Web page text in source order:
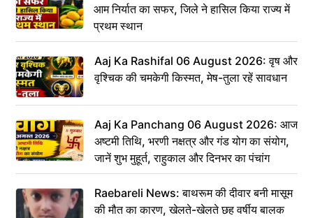
आम निर्यात का सफर, जिले ने हासिल किया राज्य में
प्रथम स्थान
Aaj Ka Rashifal 06 August 2026: वृष और
वृश्चिक की चमकेगी किस्मत, मेष-तुला रहें सावधान
Aaj Ka Panchang 06 August 2026: आज
अष्टमी तिथि, भरणी नक्षत्र और गंड योग का संयोग,
जानें शुभ मुहूर्त, राहुकाल और दिनभर का पंचांग
Raebareli News: बाथरूम की दीवार बनी मासूम
की मौत का कारण, खेलते-खेलते छह वर्षीय बालक